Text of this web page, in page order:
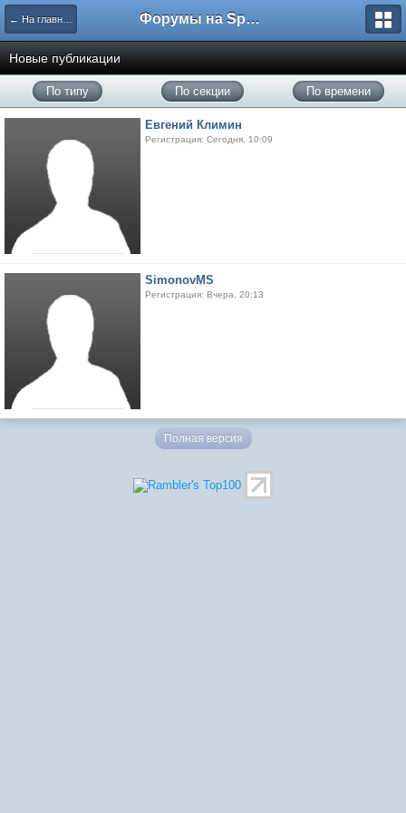
← На главную Форумы на Sportbox.ru
Новые публикации
По типу По секции По времени
Евгений Климин
Регистрация: Сегодня, 10:09
SimonovMS
Регистрация: Вчера, 20:13
Полная версия